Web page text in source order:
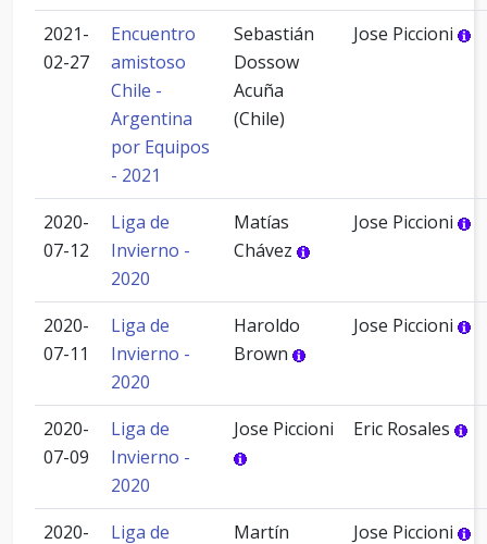
2021-
02-27
Encuentro
amistoso
Chile -
Argentina
por Equipos
- 2021
Sebastián
Dossow
Acuña
(Chile)
Jose Piccioni
2020-
07-12
Liga de
Invierno -
2020
Matías
Chávez
Jose Piccioni
2020-
07-11
Liga de
Invierno -
2020
Haroldo
Brown
Jose Piccioni
2020-
07-09
Liga de
Invierno -
2020
Jose Piccioni Eric Rosales
2020-
Liga de
Martín
Jose Piccioni